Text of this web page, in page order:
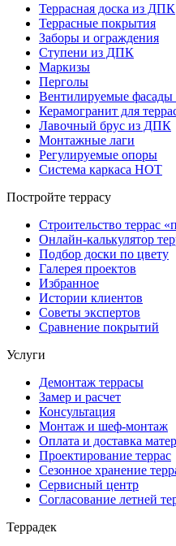
Террасная доска из ДПК
Террасные покрытия
Заборы и ограждения
Ступени из ДПК
Маркизы
Перголы
Вентилируемые
Керамогранит для
Лавочный брус из ДПК
Монтажные лаги
Регулируемые опоры
Система каркаса НОТ
Постройте террасу
Строительство террас
Онлайн-калькулятор
Подбор доски по цвету
Галерея проектов
Избранное
Истории клиентов
Советы экспертов
Сравнение покрытий
Услуги
Демонтаж террасы
Замер и расчет
Консультация
Монтаж и шеф-монтаж
Оплата и доставка
Проектирование террас
Сезонное хранение
Сервисный центр
Согласование летней
Террадек